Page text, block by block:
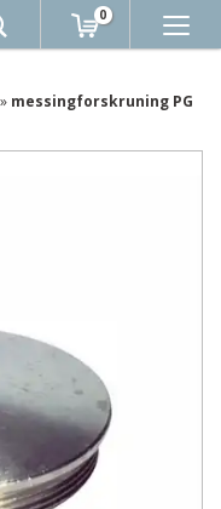
0
» messingforskruning PG